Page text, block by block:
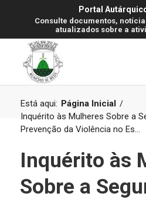
Portal
Consulte documentos,
atualizados sobre a
Está aqui: Página Inicial /
Inquérito às Mulheres Sobre a
Prevenção da Violência no Es...
Inquérito às
Sobre a